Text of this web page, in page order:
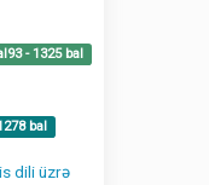
- 1325 bal
bal
dili üzrə